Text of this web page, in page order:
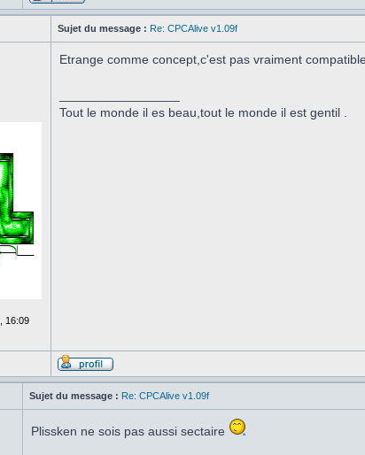
Sujet du message : Re: CPCAlive v1.09f
16:09
Etrange comme concept,c'est pas vraiment
Tout le monde il es beau,tout le monde il est gentil .
Sujet du message : Re: CPCAlive v1.09f
Plissken ne sois pas aussi sectaire